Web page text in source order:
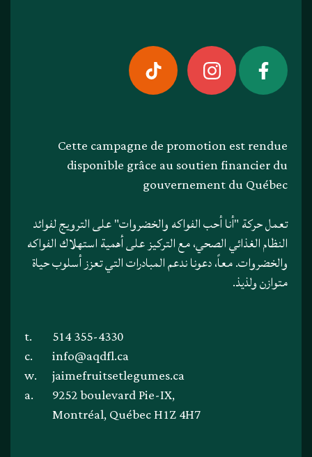
Cette campagne de promotion est rendue
disponible grâce au soutien financier du
gouvernement du Québec
تعمل حركة "أنا أحب الفواكه والخضروات" على الترويج لفوائد
النظام الغذائي الصحي، مع التركيز على أهمية استهلاك الفواكه
والخضروات. معاً، دعونا ندعم المبادرات التي تعزز أسلوب حياة
متوازن ولذيذ.
a.
9252 boulevard Pie-IX,
Montréal, Québec H1Z 4H7
t.
514 355-4330
c.
info@aqdfl.ca
w.
jaimefruitsetlegumes.ca